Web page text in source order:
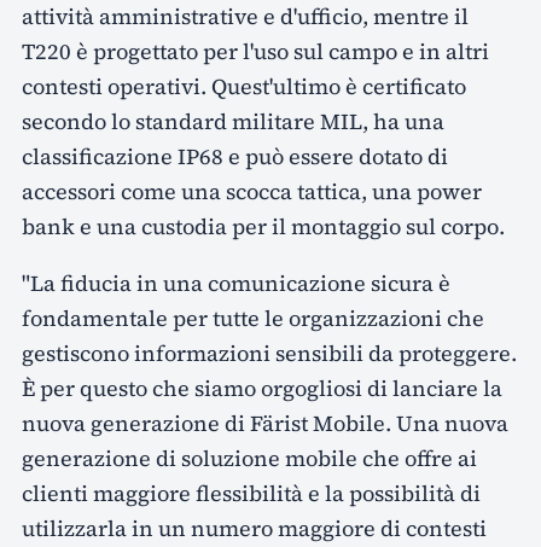
attività amministrative e d'ufficio, mentre il
T220 è progettato per l'uso sul campo e in altri
contesti operativi. Quest'ultimo è certificato
secondo lo standard militare MIL, ha una
classificazione IP68 e può essere dotato di
accessori come una scocca tattica, una power
bank e una custodia per il montaggio sul corpo.
"La fiducia in una comunicazione sicura è
fondamentale per tutte le organizzazioni che
gestiscono informazioni sensibili da proteggere.
È per questo che siamo orgogliosi di lanciare la
nuova generazione di Färist Mobile. Una nuova
generazione di soluzione mobile che offre ai
clienti maggiore flessibilità e la possibilità di
utilizzarla in un numero maggiore di contesti